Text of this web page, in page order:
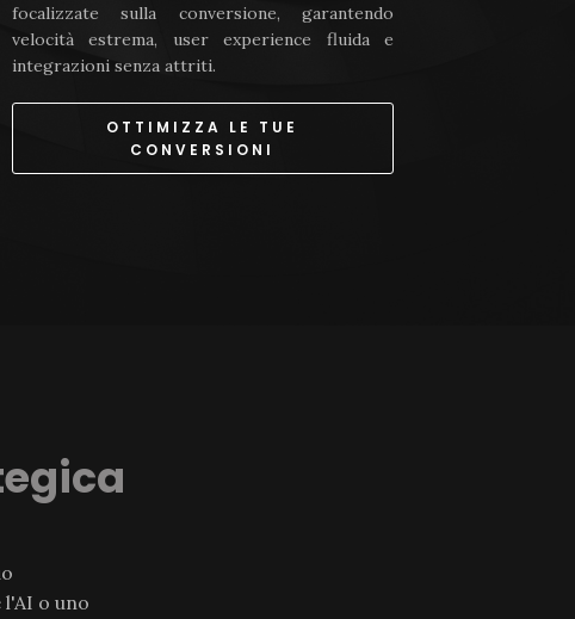
focalizzate sulla conversione, garantendo
velocità estrema, user experience fluida e
integrazioni senza attriti.
OTTIMIZZA LE TUE
CONVERSIONI
o uno